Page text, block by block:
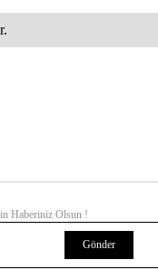
Haberiniz Olsun !
Gönder